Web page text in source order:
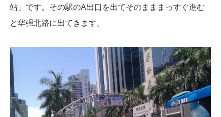
站」です。その駅のA出口を出てそのまままっすぐ進む
と华强北路に出てきます。